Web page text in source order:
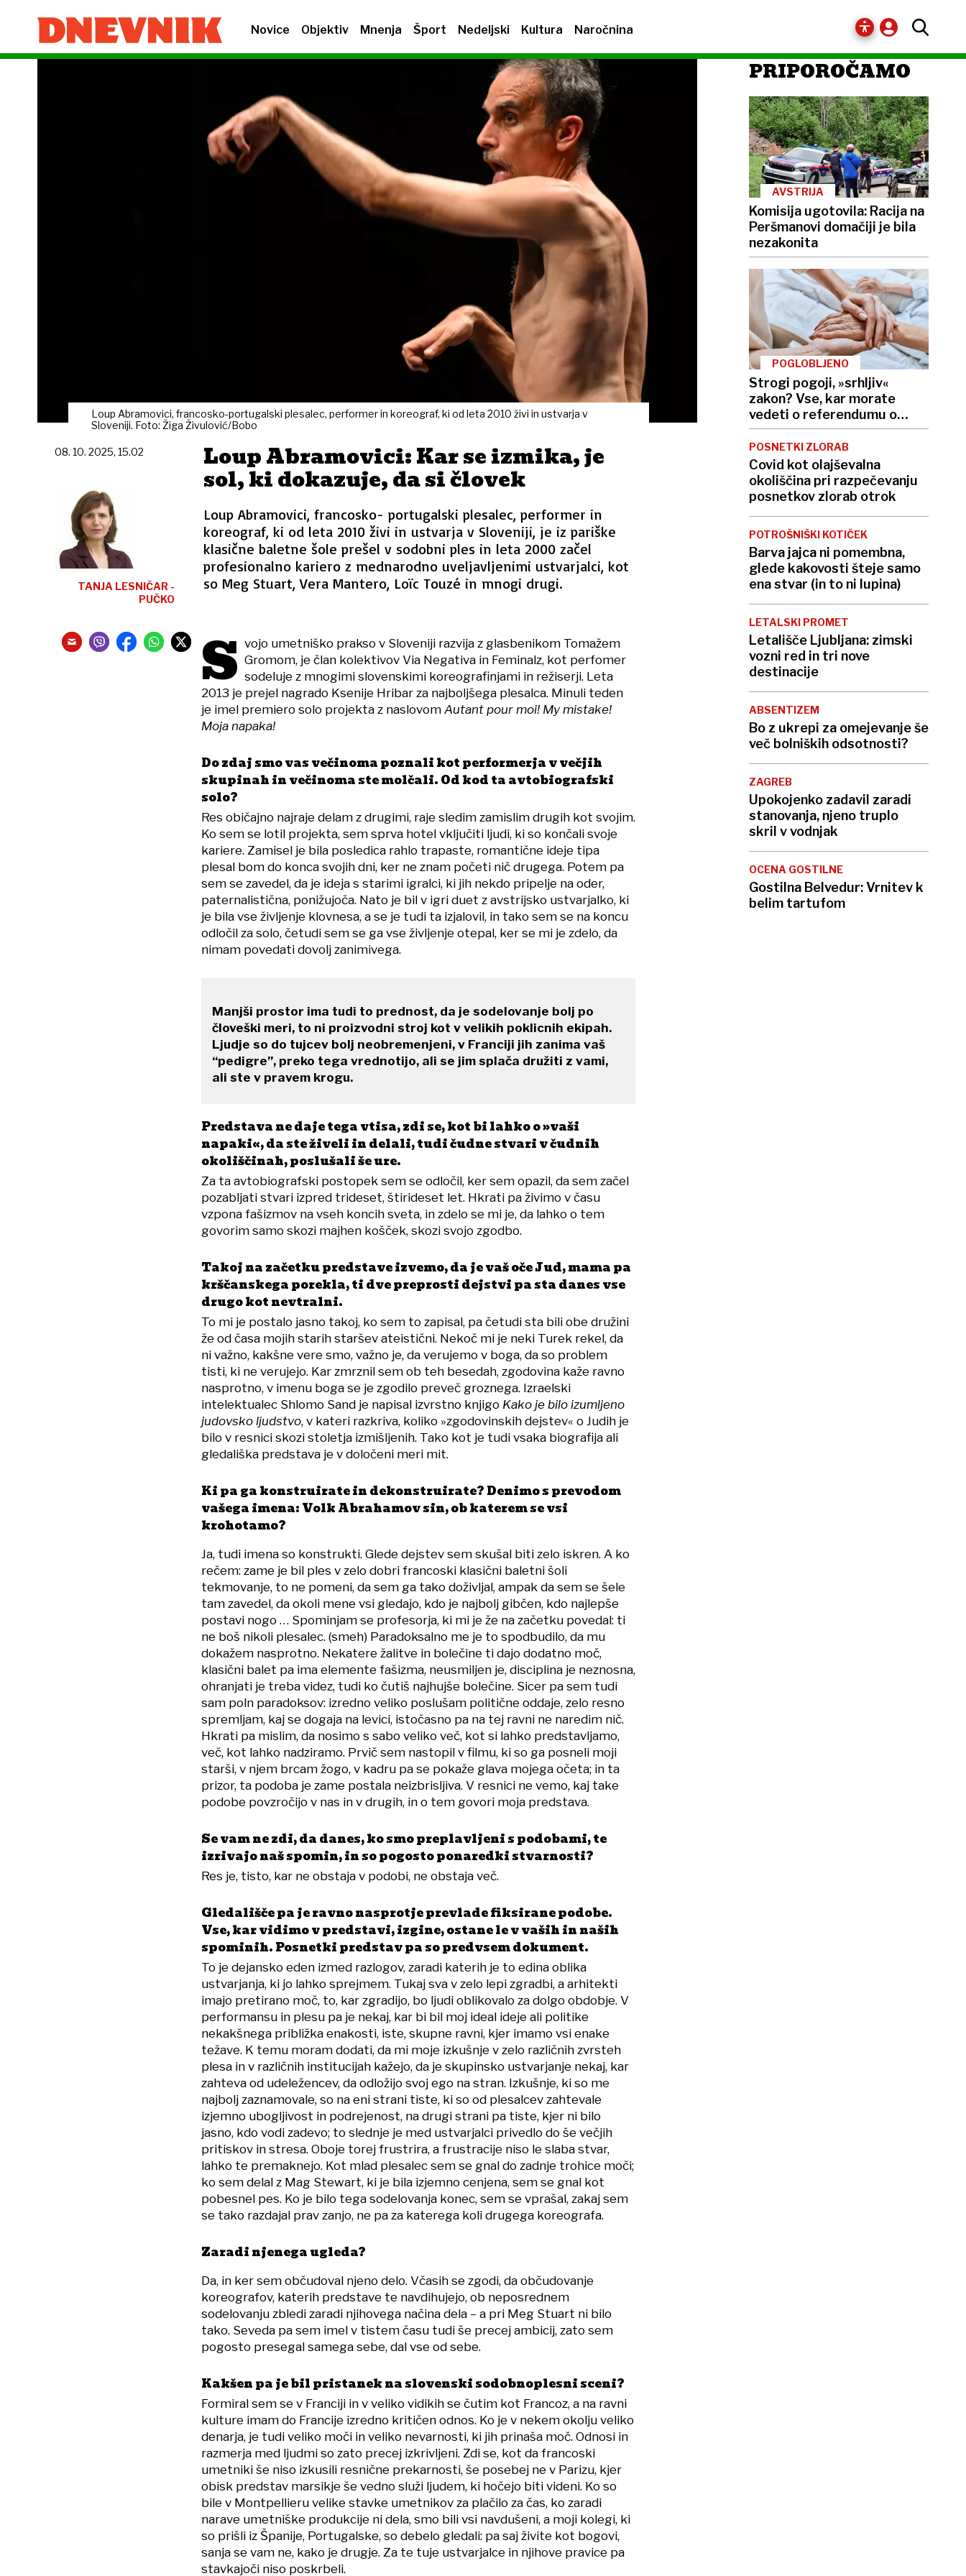
Novice Objektiv Mnenja Šport Nedeljski Kultura Naročnina
Loup Abramovici, francosko-portugalski plesalec, performer in koreograf, ki od leta 2010 živi in ustvarja v
Sloveniji. Foto: Žiga Živulović/Bobo
Loup Abramovici: Kar se izmika, je
sol, ki dokazuje, da si človek
Loup Abramovici, francosko- portugalski plesalec, performer in
koreograf, ki od leta 2010 živi in ustvarja v Sloveniji, je iz pariške
klasične baletne šole prešel v sodobni ples in leta 2000 začel
profesionalno kariero z mednarodno uveljavljenimi ustvarjalci, kot
so Meg Stuart, Vera Mantero, Loïc Touzé in mnogi drugi.
08. 10. 2025, 15.02
TANJA LESNIČAR -
PUČKO
S vojo umetniško prakso v Sloveniji razvija z glasbenikom Tomažem
Gromom, je član kolektivov Via Negativa in Feminalz, kot perfomer
sodeluje z mnogimi slovenskimi koreografinjami in režiserji. Leta
2013 je prejel nagrado Ksenije Hribar za najboljšega plesalca. Minuli teden
je imel premiero solo projekta z naslovom Autant pour moi! My mistake!
Moja napaka!
Do zdaj smo vas večinoma poznali kot performerja v večjih
skupinah in večinoma ste molčali. Od kod ta avtobiografski
solo?
Res običajno najraje delam z drugimi, raje sledim zamislim drugih kot svojim.
Ko sem se lotil projekta, sem sprva hotel vključiti ljudi, ki so končali svoje
kariere. Zamisel je bila posledica rahlo trapaste, romantične ideje tipa
plesal bom do konca svojih dni, ker ne znam početi nič drugega. Potem pa
sem se zavedel, da je ideja s starimi igralci, ki jih nekdo pripelje na oder,
paternalistična, ponižujoča. Nato je bil v igri duet z avstrijsko ustvarjalko, ki
je bila vse življenje klovnesa, a se je tudi ta izjalovil, in tako sem se na koncu
odločil za solo, četudi sem se ga vse življenje otepal, ker se mi je zdelo, da
nimam povedati dovolj zanimivega.
Manjši prostor ima tudi to prednost, da je sodelovanje bolj po
človeški meri, to ni proizvodni stroj kot v velikih poklicnih ekipah.
Ljudje so do tujcev bolj neobremenjeni, v Franciji jih zanima vaš
“pedigre”, preko tega vrednotijo, ali se jim splača družiti z vami,
ali ste v pravem krogu.
Predstava ne daje tega vtisa, zdi se, kot bi lahko o »vaši
napaki«, da ste živeli in delali, tudi čudne stvari v čudnih
okoliščinah, poslušali še ure.
Za ta avtobiografski postopek sem se odločil, ker sem opazil, da sem začel
pozabljati stvari izpred trideset, štirideset let. Hkrati pa živimo v času
vzpona fašizmov na vseh koncih sveta, in zdelo se mi je, da lahko o tem
govorim samo skozi majhen košček, skozi svojo zgodbo.
Takoj na začetku predstave izvemo, da je vaš oče Jud, mama pa
krščanskega porekla, ti dve preprosti dejstvi pa sta danes vse
drugo kot nevtralni.
To mi je postalo jasno takoj, ko sem to zapisal, pa četudi sta bili obe družini
že od časa mojih starih staršev ateistični. Nekoč mi je neki Turek rekel, da
ni važno, kakšne vere smo, važno je, da verujemo v boga, da so problem
tisti, ki ne verujejo. Kar zmrznil sem ob teh besedah, zgodovina kaže ravno
nasprotno, v imenu boga se je zgodilo preveč groznega. Izraelski
intelektualec Shlomo Sand je napisal izvrstno knjigo Kako je bilo izumljeno
judovsko ljudstvo, v kateri razkriva, koliko »zgodovinskih dejstev« o Judih je
bilo v resnici skozi stoletja izmišljenih. Tako kot je tudi vsaka biografija ali
gledališka predstava je v določeni meri mit.
Ki pa ga konstruirate in dekonstruirate? Denimo s prevodom
vašega imena: Volk Abrahamov sin, ob katerem se vsi
krohotamo?
Ja, tudi imena so konstrukti. Glede dejstev sem skušal biti zelo iskren. A ko
rečem: zame je bil ples v zelo dobri francoski klasični baletni šoli
tekmovanje, to ne pomeni, da sem ga tako doživljal, ampak da sem se šele
tam zavedel, da okoli mene vsi gledajo, kdo je najbolj gibčen, kdo najlepše
postavi nogo … Spominjam se profesorja, ki mi je že na začetku povedal: ti
ne boš nikoli plesalec. (smeh) Paradoksalno me je to spodbudilo, da mu
dokažem nasprotno. Nekatere žalitve in bolečine ti dajo dodatno moč,
klasični balet pa ima elemente fašizma, neusmiljen je, disciplina je neznosna,
ohranjati je treba videz, tudi ko čutiš najhujše bolečine. Sicer pa sem tudi
sam poln paradoksov: izredno veliko poslušam politične oddaje, zelo resno
spremljam, kaj se dogaja na levici, istočasno pa na tej ravni ne naredim nič.
Hkrati pa mislim, da nosimo s sabo veliko več, kot si lahko predstavljamo,
več, kot lahko nadziramo. Prvič sem nastopil v filmu, ki so ga posneli moji
starši, v njem brcam žogo, v kadru pa se pokaže glava mojega očeta; in ta
prizor, ta podoba je zame postala neizbrisljiva. V resnici ne vemo, kaj take
podobe povzročijo v nas in v drugih, in o tem govori moja predstava.
Se vam ne zdi, da danes, ko smo preplavljeni s podobami, te
izrivajo naš spomin, in so pogosto ponaredki stvarnosti?
Res je, tisto, kar ne obstaja v podobi, ne obstaja več.
Gledališče pa je ravno nasprotje prevlade fiksirane podobe.
Vse, kar vidimo v predstavi, izgine, ostane le v vaših in naših
spominih. Posnetki predstav pa so predvsem dokument.
To je dejansko eden izmed razlogov, zaradi katerih je to edina oblika
ustvarjanja, ki jo lahko sprejmem. Tukaj sva v zelo lepi zgradbi, a arhitekti
imajo pretirano moč, to, kar zgradijo, bo ljudi oblikovalo za dolgo obdobje. V
performansu in plesu pa je nekaj, kar bi bil moj ideal ideje ali politike
nekakšnega približka enakosti, iste, skupne ravni, kjer imamo vsi enake
težave. K temu moram dodati, da mi moje izkušnje v zelo različnih zvrsteh
plesa in v različnih institucijah kažejo, da je skupinsko ustvarjanje nekaj, kar
zahteva od udeležencev, da odložijo svoj ego na stran. Izkušnje, ki so me
najbolj zaznamovale, so na eni strani tiste, ki so od plesalcev zahtevale
izjemno ubogljivost in podrejenost, na drugi strani pa tiste, kjer ni bilo
jasno, kdo vodi zadevo; to slednje je med ustvarjalci privedlo do še večjih
pritiskov in stresa. Oboje torej frustrira, a frustracije niso le slaba stvar,
lahko te premaknejo. Kot mlad plesalec sem se gnal do zadnje trohice moči;
ko sem delal z Mag Stewart, ki je bila izjemno cenjena, sem se gnal kot
pobesnel pes. Ko je bilo tega sodelovanja konec, sem se vprašal, zakaj sem
se tako razdajal prav zanjo, ne pa za katerega koli drugega koreografa.
Zaradi njenega ugleda?
Da, in ker sem občudoval njeno delo. Včasih se zgodi, da občudovanje
koreografov, katerih predstave te navdihujejo, ob neposrednem
sodelovanju zbledi zaradi njihovega načina dela – a pri Meg Stuart ni bilo
tako. Seveda pa sem imel v tistem času tudi še precej ambicij, zato sem
pogosto presegal samega sebe, dal vse od sebe.
Kakšen pa je bil pristanek na slovenski sodobnoplesni sceni?
Formiral sem se v Franciji in v veliko vidikih se čutim kot Francoz, a na ravni
kulture imam do Francije izredno kritičen odnos. Ko je v nekem okolju veliko
denarja, je tudi veliko moči in veliko nevarnosti, ki jih prinaša moč. Odnosi in
razmerja med ljudmi so zato precej izkrivljeni. Zdi se, kot da francoski
umetniki še niso izkusili resnične prekarnosti, še posebej ne v Parizu, kjer
obisk predstav marsikje še vedno služi ljudem, ki hočejo biti videni. Ko so
bile v Montpellieru velike stavke umetnikov za plačilo za čas, ko zaradi
narave umetniške produkcije ni dela, smo bili vsi navdušeni, a moji kolegi, ki
so prišli iz Španije, Portugalske, so debelo gledali: pa saj živite kot bogovi,
sanja se vam ne, kako je drugje. Za te tuje ustvarjalce in njihove pravice pa
stavkajoči niso poskrbeli.
PRIPOROČAMO
AVSTRIJA
Komisija ugotovila: Racija na
Peršmanovi domačiji je bila
nezakonita
POGLOBLJENO
Strogi pogoji, »srhljiv«
zakon? Vse, kar morate
vedeti o referendumu o
končanju življenja
POSNETKI ZLORAB
Covid kot olajševalna
okoliščina pri razpečevanju
posnetkov zlorab otrok
POTROŠNIŠKI KOTIČEK
Barva jajca ni pomembna,
glede kakovosti šteje samo
ena stvar (in to ni lupina)
LETALSKI PROMET
Letališče Ljubljana: zimski
vozni red in tri nove
destinacije
ABSENTIZEM
Bo z ukrepi za omejevanje še
več bolniških odsotnosti?
ZAGREB
Upokojenko zadavil zaradi
stanovanja, njeno truplo
skril v vodnjak
OCENA GOSTILNE
Gostilna Belvedur: Vrnitev k
belim tartufom